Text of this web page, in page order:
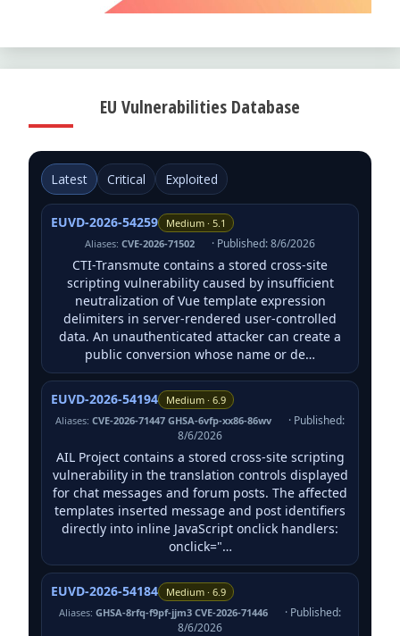
EU Vulnerabilities Database
Latest Critical Exploited
EUVD-2026-54259
Medium · 5.1
Aliases: CVE-2026-71502 · Published: 8/6/2026
CTI-Transmute contains a stored cross-site
scripting vulnerability caused by insufficient
neutralization of Vue template expression
delimiters in server-rendered user-controlled
data. An unauthenticated attacker can create a
public conversion whose name or de…
EUVD-2026-54194
Medium · 6.9
Aliases: CVE-2026-71447 GHSA-6vfp-xx86-86wv
· Published:
8/6/2026
AIL Project contains a stored cross-site scripting
vulnerability in the translation controls displayed
for chat messages and forum posts. The affected
templates inserted message and post identifiers
directly into inline JavaScript onclick handlers:
onclick="…
EUVD-2026-54184
Medium · 6.9
Aliases: GHSA-8rfq-f9pf-jjm3 CVE-2026-71446
· Published:
8/6/2026